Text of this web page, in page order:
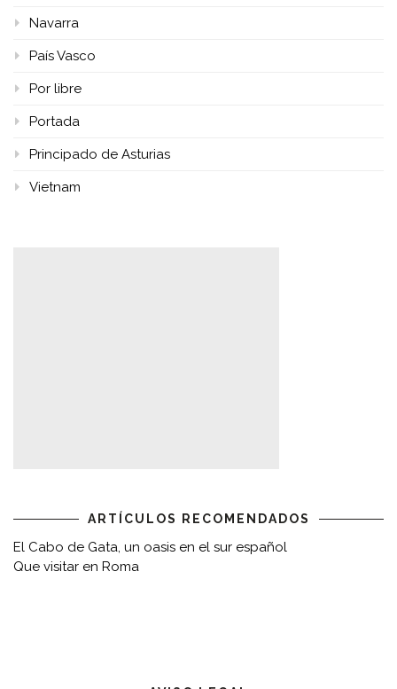
Navarra
País Vasco
Por libre
Portada
Principado de Asturias
Vietnam
ARTÍCULOS RECOMENDADOS
El Cabo de Gata, un oasis en el sur español
Que visitar en Roma